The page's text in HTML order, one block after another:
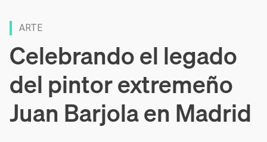
ARTE
Celebrando el legado
del pintor extremeño
Juan Barjola en Madrid